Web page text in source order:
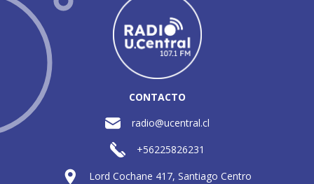
CONTACTO
radio@ucentral.cl
+56225826231
Lord Cochane 417, Santiago Centro